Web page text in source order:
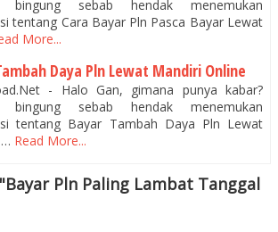
bingung sebab hendak menemukan
tentang Cara Bayar Pln Pasca Bayar Lewat
More...
Daya Pln Lewat Mandiri Online
- Halo Gan, gimana punya kabar?
bingung sebab hendak menemukan
tentang Bayar Tambah Daya Pln Lewat
Read More...
Pln Paling Lambat Tanggal